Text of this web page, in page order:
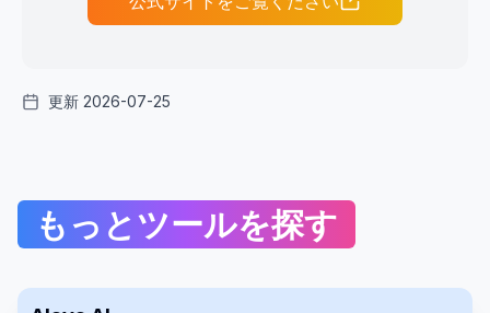
更新 2026-07-25
もっとツールを探す